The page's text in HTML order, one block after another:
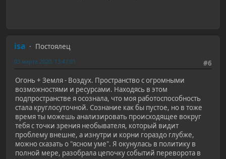
isa
Постоялец
#6
03 марта 2020, 13:47:01
Огонь + Земля - Воздух. Пространство с огромными
возможностями и ресурсами. Находясь в этом
подпространстве я осознала, что моя работоспособность
стала круглосуточной. Сознание как бы пустое, но в тоже
время ты можешь анализировать происходящее вокруг
тебя с точки зрения необывателя, который видит
проблему внешне, а изнутри и корни гораздо глубже,
можно сказать о "ясном уме". Я окунулась в политику в
полной мере, разобрала цепочку событий переворота в